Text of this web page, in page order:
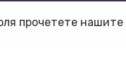
прочетете нашите